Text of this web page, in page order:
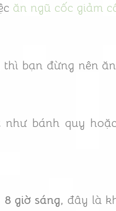
ăn ngũ cốc giảm
bạn đừng nên
bánh quy
8 giờ sáng, đây là